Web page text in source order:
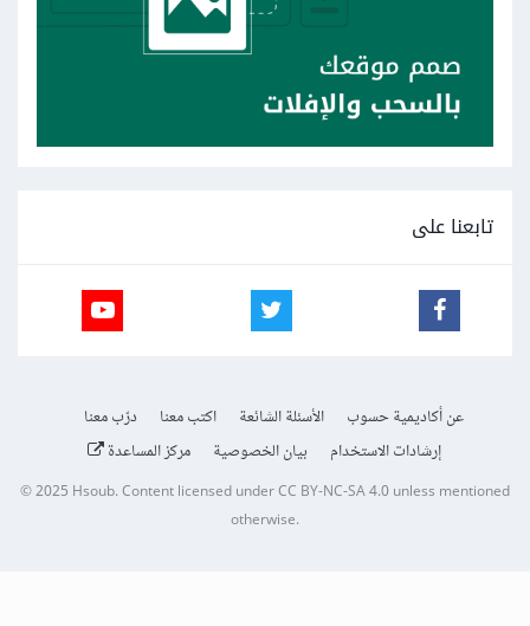
تابعنا على
عن أكاديمية حسوب الأسئلة الشائعة اكتب معنا
درّب معنا
إرشادات الاستخدام
بيان الخصوصية مركز المساعدة
© 2025 Hsoub.Content licensed underCC BY-NC-SA 4.0unless mentioned
otherwise.